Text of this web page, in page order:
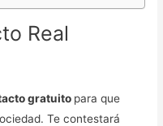
Real
gratuito para que
Te contestará